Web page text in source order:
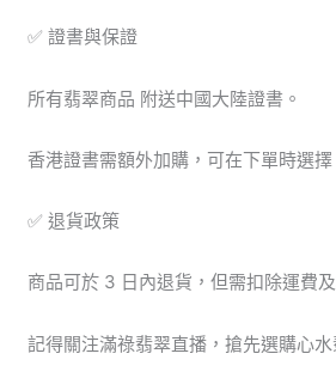
✅ 證書與保證
所有翡翠商品 附送中國大陸證書。
香港證書需額外加購，可在下單時選擇
✅ 退貨政策
商品可於 3 日內退貨，但需扣除運費
記得關注滿祿翡翠直播，搶先選購心水
挂
墜
量